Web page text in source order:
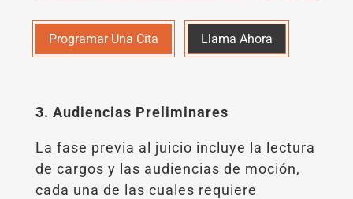
Programar Una Cita Llama Ahora
3. Audiencias Preliminares
La fase previa al juicio incluye la lectura
de cargos y las audiencias de moción,
cada una de las cuales requiere